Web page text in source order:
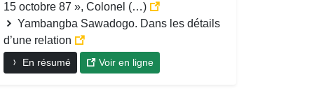
15 octobre 87 », Colonel (…)
Yambangba Sawadogo. Dans les détails
d’une relation
En résumé Voir en ligne